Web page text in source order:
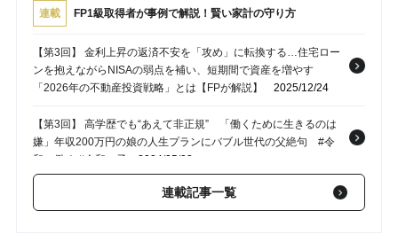
連載 FP1級取得者が事例で解説！賢い家計の守り方
【第3回】 金利上昇の返済不安を「攻め」に転換する…住宅ロー
ンを抱えながらNISAの弱点を補い、短期間で資産を増やす
「2026年の不動産投資戦略」とは【FPが解説】
2025/12/24
【第3回】 高学歴でも“あえて非正規” 「働くために生きるのは
嫌」年収200万円の娘の人生プランにバブル世代の父絶句 #令
和に働く #令和の子
2024/05/03
【第1回】 「退職金1,500万円です」「もう会社辞めちゃえ！」
月収62万円・43歳会社員、勝ち組かと思いきや…安易な早期退
連載記事一覧